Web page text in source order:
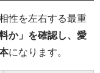
性を左右する最重
か」を確認し、愛
になります。